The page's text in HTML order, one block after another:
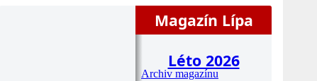
Magazín Lípa
Léto 2026
Archiv magazínu